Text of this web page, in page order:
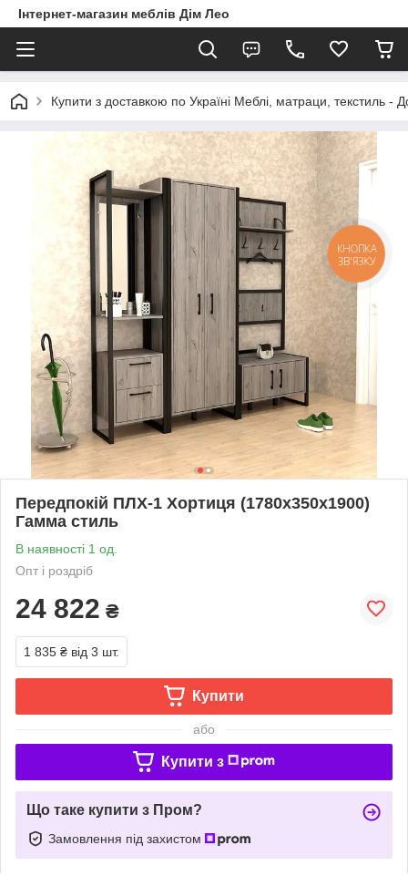
Інтернет-магазин меблів Дім Лео
Купити з доставкою по Україні Меблі, матраци, текстиль -
Передпокій ПЛХ-1 Хортиця (1780x350x1900)
Гамма стиль
В наявності 1 од.
Опт і роздріб
24 822 ₴
1 835 ₴ від 3 шт.
Купити
або
Купити з
Що таке купити з Пром?
Замовлення під захистом
КНОПКА
ЗВ'ЯЗКУ